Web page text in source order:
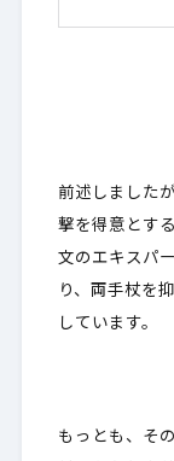
前述しました
撃を得意とす
文のエキスパ
り、両手杖を
しています。
もっとも、そ